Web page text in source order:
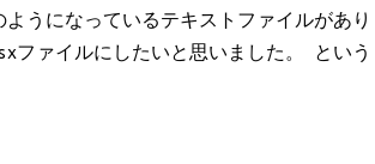
うになっているテキストファイルがあり
ファイルにしたいと思いました。 という